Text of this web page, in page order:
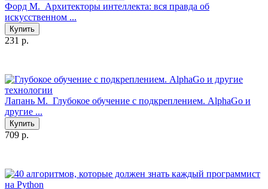
Форд М. Архитекторы интеллекта: вся правда об
искусственном ...
Купить
231 р.
Лапань М. Глубокое обучение с подкреплением. AlphaGo и
другие ...
Купить
709 р.